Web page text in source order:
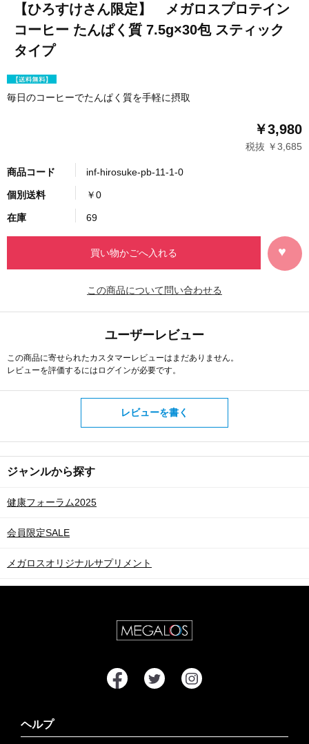
【ひろすけさん限定】 メガロスプロテイン
コーヒー たんぱく質 7.5g×30包 スティック
タイプ
毎日のコーヒーでたんぱく質を手軽に摂取
￥3,980
税抜 ￥3,685
商品コード inf-hirosuke-pb-11-1-0
個別送料 ￥0
在庫 69
この商品について問い合わせる
ユーザーレビュー
この商品に寄せられたカスタマーレビューはまだありません。
レビューを評価するには ログインが必要です。
レビューを書く
ジャンルから探す
健康フォーラム2025
会員限定SALE
メガロスオリジナルサプリメント
ヘルプ